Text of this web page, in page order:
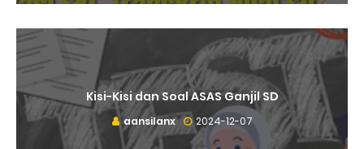
Kisi-Kisi dan Soal ASAS Ganjil SD
aansilanx 2024-12-07